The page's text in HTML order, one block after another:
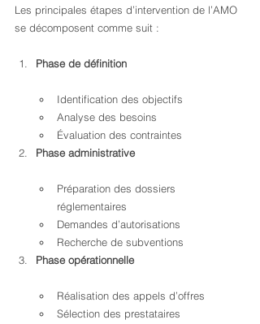
Les principales étapes d’intervention de l’AMO
se décomposent comme suit :
Phase de définition
Identification des objectifs
Analyse des besoins
Évaluation des contraintes
Phase administrative
Préparation des dossiers
réglementaires
Demandes d’autorisations
Recherche de subventions
Phase opérationnelle
Réalisation des appels d’offres
Sélection des prestataires